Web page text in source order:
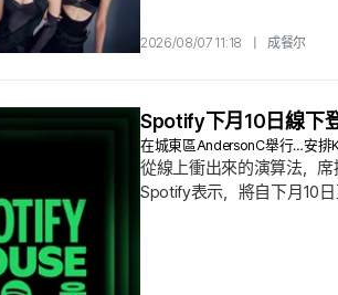
過YG娛樂再次宣布確定出席.
2026/08/07 11:18 | 成餐尔
Spotify下月10日線下
在城東區AndersonC舉行…安排
從線上衝出來的演算法，席
Spotify表示，將自下月10